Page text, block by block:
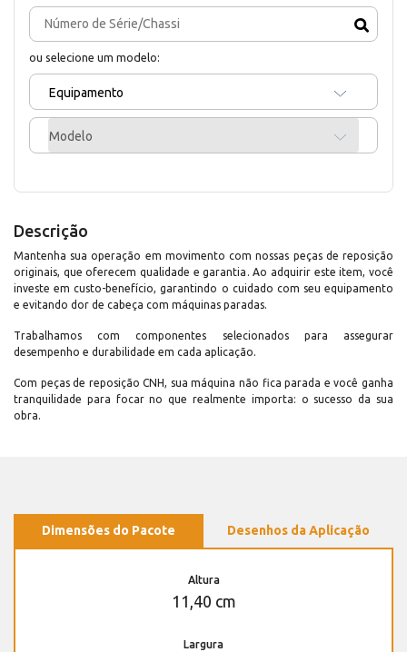
ou selecione um modelo:
Equipamento
Modelo
Descrição
Mantenha sua operação em movimento com nossas peças de reposição
originais, que oferecem qualidade e garantia. Ao adquirir este item, você
investe em custo-benefício, garantindo o cuidado com seu equipamento
e evitando dor de cabeça com máquinas paradas.
Trabalhamos com componentes selecionados para assegurar
desempenho e durabilidade em cada aplicação.
Com peças de reposição CNH, sua máquina não fica parada e você ganha
tranquilidade para focar no que realmente importa: o sucesso da sua
obra.
Dimensões do Pacote Desenhos da Aplicação
Altura
11,40 cm
Largura